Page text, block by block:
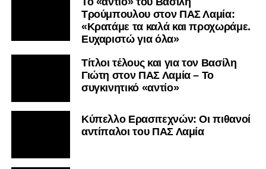
Τρούμπουλου στον ΠΑΣ Λαμία:
«Κρατάμε τα καλά και προχωράμε.
Ευχαριστώ για όλα»
Τίτλοι τέλους και για τον Βασίλη
Γιώτη στον ΠΑΣ Λαμία – Το
συγκινητικό «αντίο»
Κύπελλο Ερασιτεχνών: Οι πιθανοί
αντίπαλοι του ΠΑΣ Λαμία